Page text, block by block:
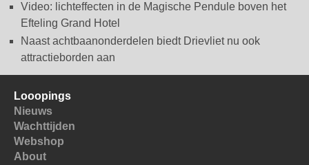
Video: lichteffecten in de Magische Pendule boven het
Efteling Grand Hotel
Naast achtbaanonderdelen biedt Drievliet nu ook
attractieborden aan
Looopings
Nieuws
Wachttijden
Webshop
About